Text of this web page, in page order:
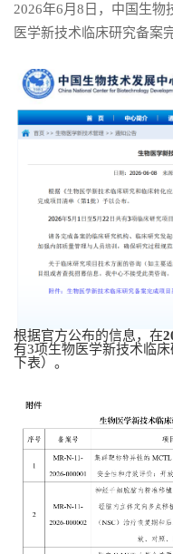
2026年6月8日，中国生
医学新技术临床研究备案
根据官方公布的信息，在
有3项生物医学新技术临
下表）。